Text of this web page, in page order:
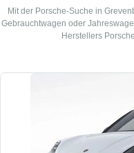
Mit der Porsche-Suche in
Gebrauchtwagen oder
Herstellers